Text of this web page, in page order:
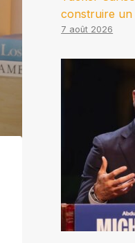
construire un
7 août 2026